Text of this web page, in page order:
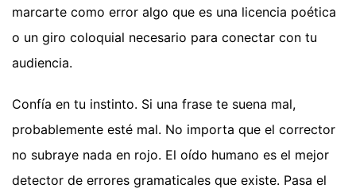
marcarte como error algo que es una licencia poética
o un giro coloquial necesario para conectar con tu
audiencia.
Confía en tu instinto. Si una frase te suena mal,
probablemente esté mal. No importa que el corrector
no subraye nada en rojo. El oído humano es el mejor
detector de errores gramaticales que existe. Pasa el